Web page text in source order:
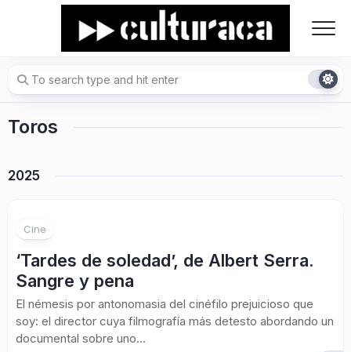
Toros
2025
Cine
‘Tardes de soledad’, de Albert Serra.
Sangre y pena
El némesis por antonomasia del cinéfilo prejuicioso que
soy: el director cuya filmografía más detesto abordando un
documental sobre uno...